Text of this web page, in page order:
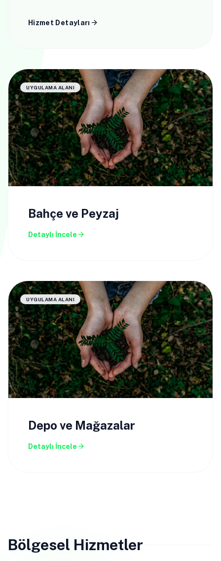
Hizmet Detayları arrow_forward
UYGULAMA ALANI
Bahçe ve Peyzaj
Detaylı İncele arrow_forward
UYGULAMA ALANI
Depo ve Mağazalar
Detaylı İncele arrow_forward
Bölgesel Hizmetler